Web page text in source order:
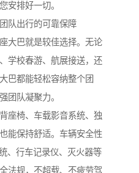
安排好一切。
队出行的可靠保障
大巴就是较佳选择。无论
学校春游、航展接送，还
巴都能轻松容纳整个团
团队凝聚力。
座椅、车载影音系统、独
能保持舒适。车辆安全性
、行车记录仪、灭火器等
法规，不超载、不疲劳驾